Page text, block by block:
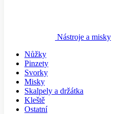
Nástroje a misky
Nůžky
Pinzety
Svorky
Misky
Skalpely a držátka
Kleště
Ostatní